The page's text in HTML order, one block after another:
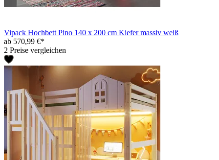
Vipack Hochbett Pino 140 x 200 cm Kiefer massiv weiß
ab 570,99 €*
2 Preise vergleichen